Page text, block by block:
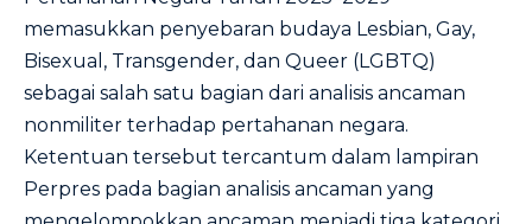
memasukkan penyebaran budaya Lesbian, Gay,
Bisexual, Transgender, dan Queer (LGBTQ)
sebagai salah satu bagian dari analisis ancaman
nonmiliter terhadap pertahanan negara.
Ketentuan tersebut tercantum dalam lampiran
Perpres pada bagian analisis ancaman yang